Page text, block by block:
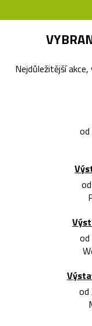
Nejdůležitější
od